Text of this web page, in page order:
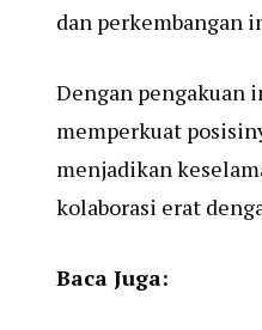
dan perkembangan
Dengan pengakuan
memperkuat
menjadikan
kolaborasi erat
Baca Juga: